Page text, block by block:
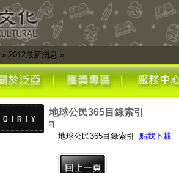
» 2012最新消息 »
地球公民365目錄索引
地球公民365目錄索引 點我下載